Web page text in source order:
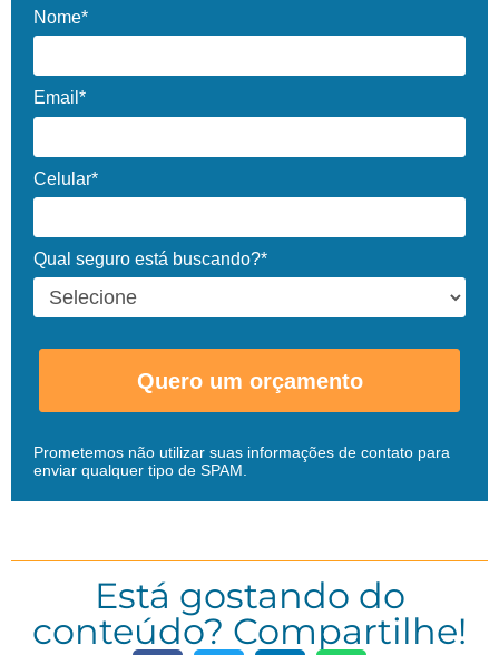
Nome*
Email*
Celular*
Qual seguro está buscando?*
Quero um orçamento
Prometemos não utilizar suas informações de contato para
enviar qualquer tipo de SPAM.
Está gostando do
conteúdo? Compartilhe!